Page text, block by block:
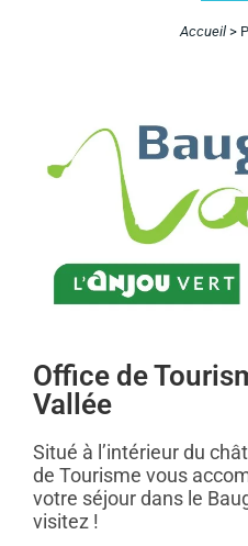
Accueil >
Office de
Vallée
Situé à l’intérieur du
de Tourisme vous
votre séjour dans le
visitez !